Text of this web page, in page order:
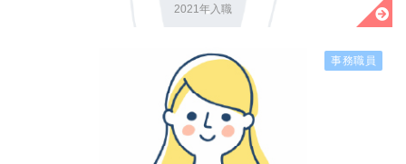
2021年入職
事務職員